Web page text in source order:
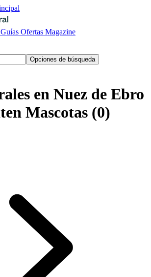
Guías Ofertas Magazine
Opciones de búsqueda
en Nuez de Ebro
Mascotas (0)